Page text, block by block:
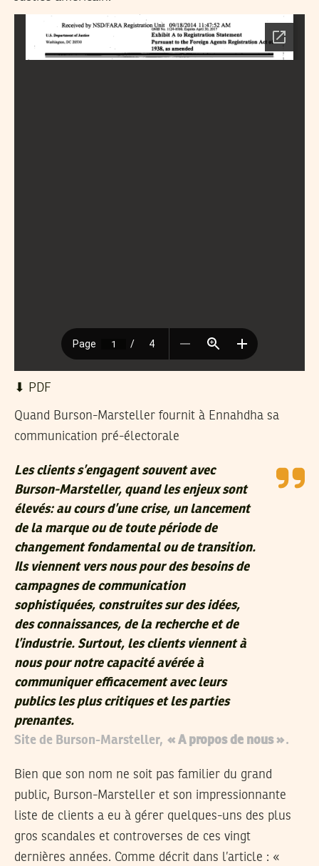
⬇︎ PDF
Quand Burson-Marsteller fournit à Ennahdha sa
communication pré-électorale
Les clients s’engagent souvent avec
Burson-Marsteller, quand les enjeux sont
élevés: au cours d’une crise, un lancement
de la marque ou de toute période de
changement fondamental ou de transition.
Ils viennent vers nous pour des besoins de
campagnes de communication
sophistiquées, construites sur des idées,
des connaissances, de la recherche et de
l’industrie. Surtout, les clients viennent à
nous pour notre capacité avérée à
communiquer efficacement avec leurs
publics les plus critiques et les parties
prenantes.
Site de Burson-Marsteller, « A propos de nous ».
Bien que son nom ne soit pas familier du grand
public, Burson-Marsteller et son impressionnante
liste de clients a eu à gérer quelques-uns des plus
gros scandales et controverses de ces vingt
dernières années. Comme décrit dans l’article : «